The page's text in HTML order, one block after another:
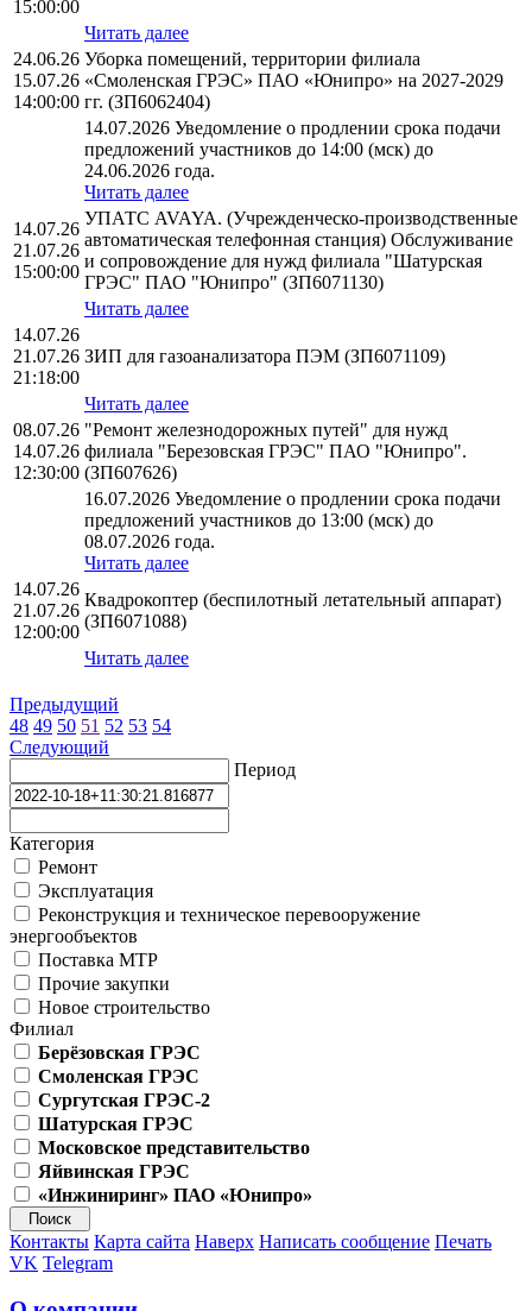
15:00:00
Читать далее
24.06.26
15.07.26
14:00:00
Уборка помещений, территории филиала
«Смоленская ГРЭС» ПАО «Юнипро» на 2027-2029
гг. (ЗП6062404)
14.07.2026 Уведомление о продлении срока подачи
предложений участников до 14:00 (мск) до
24.06.2026 года.
Читать далее
14.07.26
21.07.26
15:00:00
УПАТС AVAYA. (Учрежденческо-производственные
автоматическая телефонная станция) Обслуживание
и сопровождение для нужд филиала "Шатурская
ГРЭС" ПАО "Юнипро" (ЗП6071130)
Читать далее
14.07.26
21.07.26
21:18:00
ЗИП для газоанализатора ПЭМ (ЗП6071109)
Читать далее
08.07.26
14.07.26
12:30:00
"Ремонт железнодорожных путей" для нужд
филиала "Березовская ГРЭС" ПАО "Юнипро".
(ЗП607626)
16.07.2026 Уведомление о продлении срока подачи
предложений участников до 13:00 (мск) до
08.07.2026 года.
Читать далее
14.07.26
21.07.26
12:00:00
Квадрокоптер (беспилотный летательный аппарат)
(ЗП6071088)
Читать далее
Предыдущий
48 49 50 51 52 53 54
Следующий
Период
Категория
Ремонт
Эксплуатация
Реконструкция и техническое перевооружение
энергообъектов
Поставка МТР
Прочие закупки
Новое строительство
Филиал
Берёзовская ГРЭС
Смоленская ГРЭС
Сургутская ГРЭС-2
Шатурская ГРЭС
Московское представительство
Яйвинская ГРЭС
«Инжиниринг» ПАО «Юнипро»
Контакты Карта сайта Наверх Написать сообщение Печать
VK Telegram